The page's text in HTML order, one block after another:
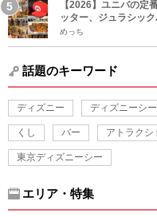
【2026】ユニバの定
ッター、ジュラシッ
めっち
話題のキーワード
ディズニー ディズニーシー
くし バー アトラクシ
東京ディズニーシー
エリア・特集